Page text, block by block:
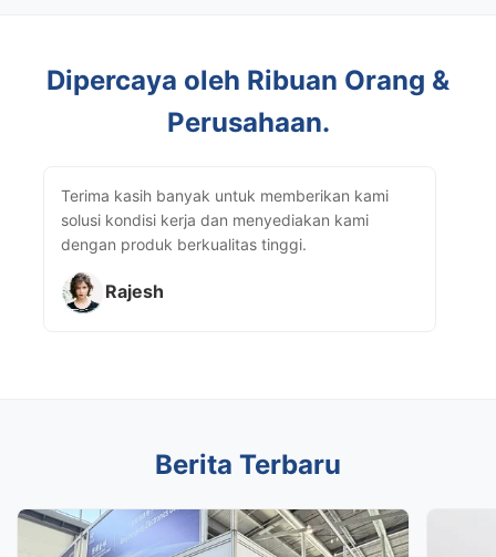
Dipercaya oleh Ribuan Orang &
Perusahaan.
Terima kasih banyak untuk memberikan kami
solusi kondisi kerja dan menyediakan kami
dengan produk berkualitas tinggi.
Rajesh
Berita Terbaru